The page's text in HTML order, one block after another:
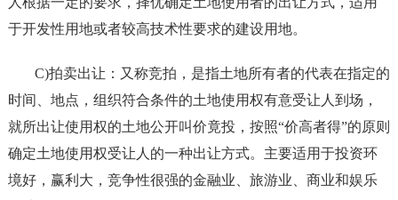
于开发性用地或者较高技术性要求的建设用地。
C)拍卖出让：又称竞拍，是指土地所有者的代表在指定的
时间、地点，组织符合条件的土地使用权有意受让人到场，
就所出让使用权的土地公开叫价竟投，按照“价高者得”的原则
确定土地使用权受让人的一种出让方式。主要适用于投资环
境好，赢利大，竞争性很强的金融业、旅游业、商业和娱乐